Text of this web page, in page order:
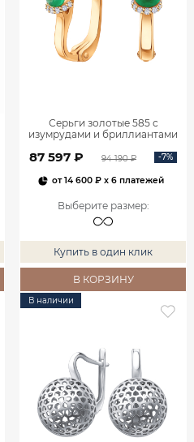
Серьги золотые 585 с
изумрудами и бриллиантами
87 597 ₽ 94 190 ₽ -7%
от14 600 ₽ x 6 платежей
Выберите размер:
Купить в один клик
В КОРЗИНУ
В наличии